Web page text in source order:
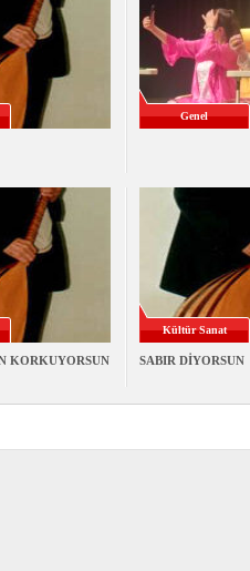
Genel
KORKUYORSUN
Kültür Sanat
SABIR DİYORSUN